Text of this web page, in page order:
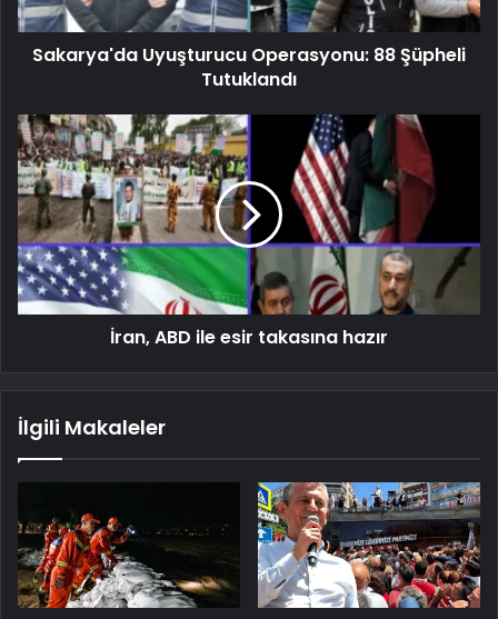
Sakarya'da Uyuşturucu Operasyonu: 88 Şüpheli
Tutuklandı
İran, ABD ile esir takasına hazır
İlgili Makaleler